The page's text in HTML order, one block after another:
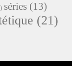
séries (13)
(21)